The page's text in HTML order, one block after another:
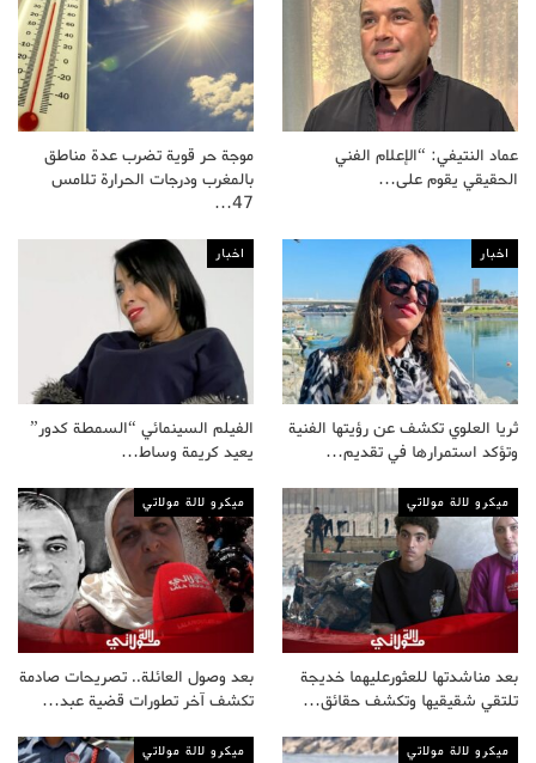
عماد النتيفي: “الإعلام الفني
الحقيقي يقوم على…
موجة حر قوية تضرب عدة مناطق
بالمغرب ودرجات الحرارة تلامس
47…
اخبار
ثريا العلوي تكشف عن رؤيتها الفنية
وتؤكد استمرارها في تقديم…
اخبار
الفيلم السينمائي “السمطة كدور”
يعيد كريمة وساط…
ميكرو لالة مولاتي
بعد مناشدتها للعثورعليهما خديجة
تلتقي شقيقيها وتكشف حقائق…
ميكرو لالة مولاتي
بعد وصول العائلة.. تصريحات صادمة
تكشف آخر تطورات قضية عبد…
ميكرو لالة مولاتي ميكرو لالة مولاتي